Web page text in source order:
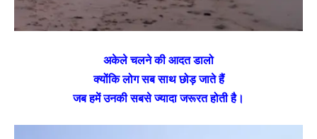
अकेले चलने की आदत डालो
क्योंकि लोग सब साथ छोड़ जाते हैं
जब हमें उनकी सबसे ज्यादा जरूरत होती है।